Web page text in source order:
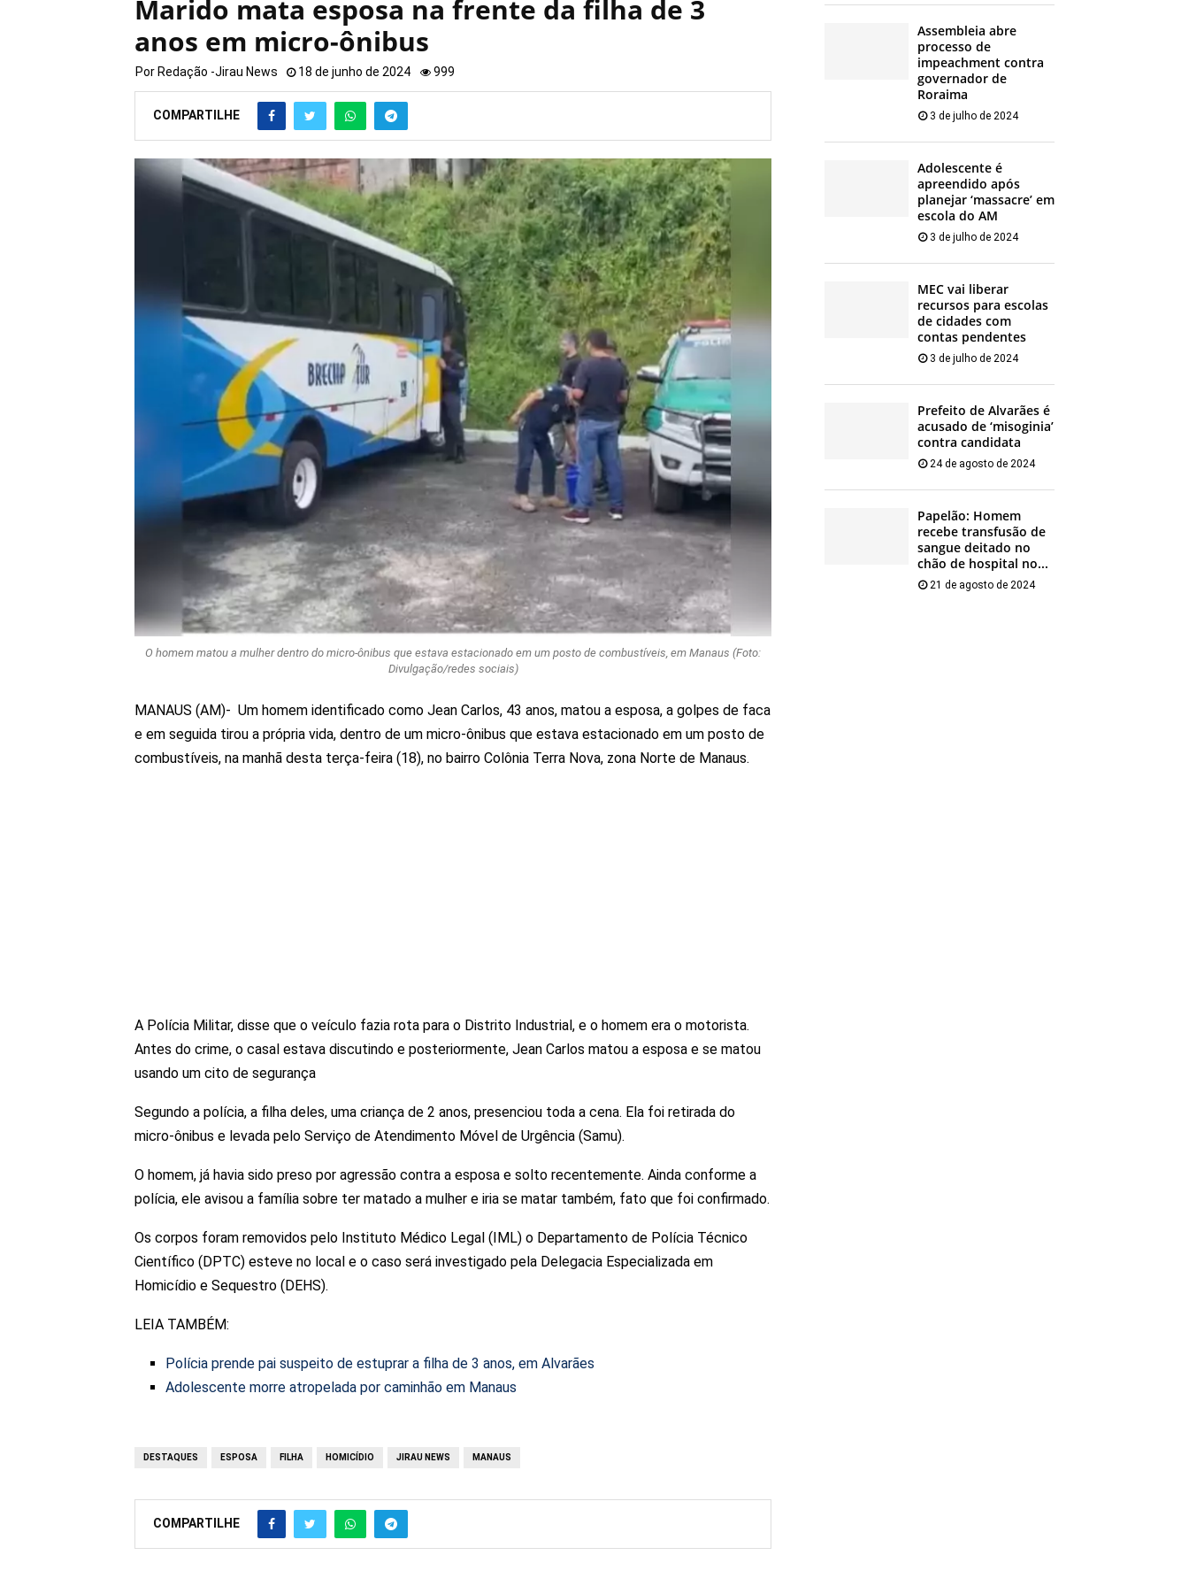
Marido mata esposa na frente da filha de 3
anos em micro-ônibus
Por Redação -Jirau News 18 de junho de 2024 999
COMPARTILHE
O homem matou a mulher dentro do micro-ônibus que estava estacionado em um posto de combustíveis, em Manaus (Foto:
Divulgação/redes sociais)
MANAUS (AM)- Um homem identificado como Jean Carlos, 43 anos, matou a esposa, a golpes de faca
e em seguida tirou a própria vida, dentro de um micro-ônibus que estava estacionado em um posto de
combustíveis, na manhã desta terça-feira (18), no bairro Colônia Terra Nova, zona Norte de Manaus.
A Polícia Militar, disse que o veículo fazia rota para o Distrito Industrial, e o homem era o motorista.
Antes do crime, o casal estava discutindo e posteriormente, Jean Carlos matou a esposa e se matou
usando um cito de segurança
Segundo a polícia, a filha deles, uma criança de 2 anos, presenciou toda a cena. Ela foi retirada do
micro-ônibus e levada pelo Serviço de Atendimento Móvel de Urgência (Samu).
O homem, já havia sido preso por agressão contra a esposa e solto recentemente. Ainda conforme a
polícia, ele avisou a família sobre ter matado a mulher e iria se matar também, fato que foi confirmado.
Os corpos foram removidos pelo Instituto Médico Legal (IML) o Departamento de Polícia Técnico
Científico (DPTC) esteve no local e o caso será investigado pela Delegacia Especializada em
Homicídio e Sequestro (DEHS).
LEIA TAMBÉM:
Polícia prende pai suspeito de estuprar a filha de 3 anos, em Alvarães
Adolescente morre atropelada por caminhão em Manaus
DESTAQUES ESPOSA FILHA HOMICÍDIO JIRAU NEWS MANAUS
COMPARTILHE
Assembleia abre
processo de
impeachment contra
governador de
Roraima
3 de julho de 2024
Adolescente é
apreendido após
planejar ‘massacre’ em
escola do AM
3 de julho de 2024
MEC vai liberar
recursos para escolas
de cidades com
contas pendentes
3 de julho de 2024
Prefeito de Alvarães é
acusado de ‘misoginia’
contra candidata
24 de agosto de 2024
Papelão: Homem
recebe transfusão de
sangue deitado no
chão de hospital no...
21 de agosto de 2024